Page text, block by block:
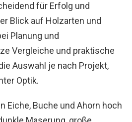
für Erfolg und
Blick auf Holzarten und
Planung und
Vergleiche und praktische
Auswahl je nach Projekt,
Optik.
Eiche, Buche und Ahorn hoch